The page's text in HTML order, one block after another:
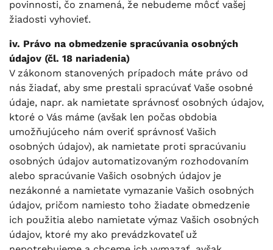
povinnosti, čo znamená, že nebudeme môcť vašej
žiadosti vyhovieť.
iv. Právo na obmedzenie spracúvania osobných
údajov (čl. 18 nariadenia)
V zákonom stanovených prípadoch máte právo od
nás žiadať, aby sme prestali spracúvať Vaše osobné
údaje, napr. ak namietate správnosť osobných údajov,
ktoré o Vás máme (avšak len počas obdobia
umožňujúceho nám overiť správnosť Vašich
osobných údajov), ak namietate proti spracúvaniu
osobných údajov automatizovaným rozhodovaním
alebo spracúvanie Vašich osobných údajov je
nezákonné a namietate vymazanie Vašich osobných
údajov, pričom namiesto toho žiadate obmedzenie
ich použitia alebo namietate výmaz Vašich osobných
údajov, ktoré my ako prevádzkovateľ už